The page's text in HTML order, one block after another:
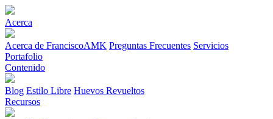
Acerca
Acerca de FranciscoAMK Preguntas Frecuentes Servicios
Portafolio
Contenido
Blog Estilo Libre Huevos Revueltos
Recursos